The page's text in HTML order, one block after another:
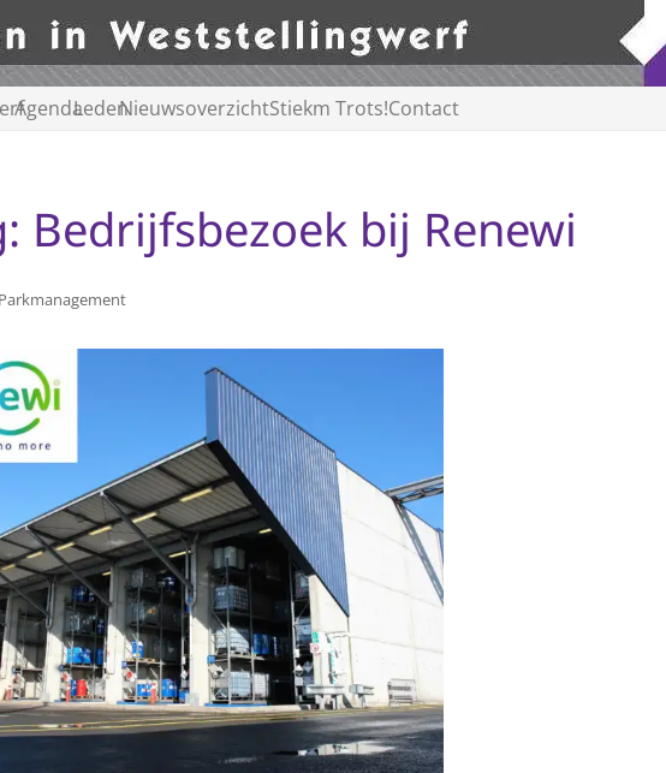
AgendaLedenNieuwsoverzichtStiekm Trots!Contact
Bedrijfsbezoek bij Renewi
Parkmanagement